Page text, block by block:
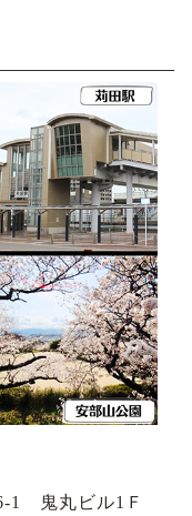
1 鬼丸ビル1Ｆ